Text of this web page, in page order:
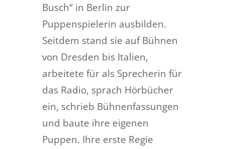
Busch“ in Berlin zur
Puppenspielerin ausbilden.
Seitdem stand sie auf Bühnen
von Dresden bis Italien,
arbeitete für als Sprecherin für
das Radio, sprach Hörbücher
ein, schrieb Bühnenfassungen
und baute ihre eigenen
Puppen. Ihre erste Regie